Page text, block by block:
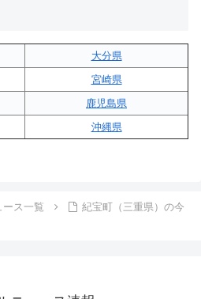
大分県
宮崎県
鹿児島県
沖縄県
ース一覧
紀宝町（三重県）の今